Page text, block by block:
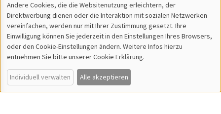
Andere Cookies, die die Websitenutzung erleichtern, der
Direktwerbung dienen oder die Interaktion mit sozialen Netzwerken
vereinfachen, werden nur mit Ihrer Zustimmung gesetzt. Ihre
Einwilligung können Sie jederzeit in den Einstellungen Ihres Browsers,
oder den Cookie-Einstellungen ändern. Weitere Infos hierzu
entnehmen Sie bitte unserer Cookie Erklärung.
Individuell verwalten Alle akzeptieren